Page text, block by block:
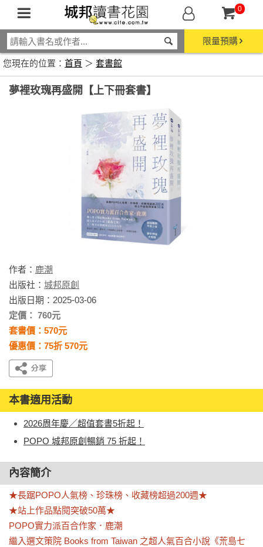
0
限量預購
您現在的位置： 首頁 ＞ 套書館
夢裡玫瑰再盛開【上下冊套書】
作者： 鹿潮
出版社： 城邦原創
出版日期：2025-03-06
定價： 760元
套書價：570元
優惠價：75折 570元
本書適用活動
2026周年慶／超值套書5折起！
POPO 城邦原創暢銷 75 折起！
內容簡介
★長踞POPO人氣榜、珍珠榜、收藏榜超過200週★
★站上作品點閱突破50萬★
POPO實力派百合作家．鹿潮
繼入選文策院 Books from Taiwan 之超人氣百合小說《荒島七